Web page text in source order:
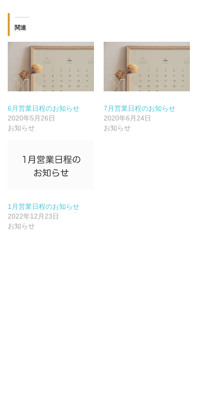
関連
6月営業日程のお知らせ
2020年5月26日
お知らせ
7月営業日程のお知らせ
2020年6月24日
お知らせ
1月営業日程のお知らせ
2022年12月23日
お知らせ